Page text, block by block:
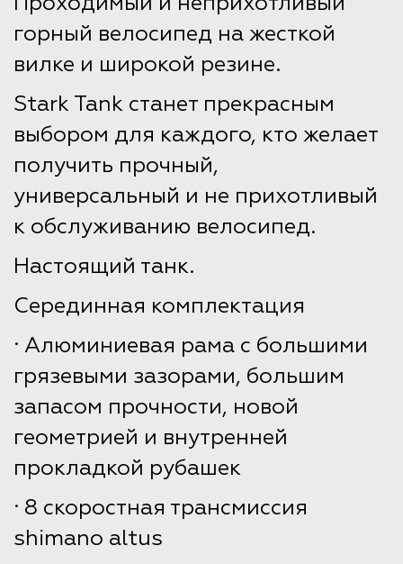
горный велосипед на жесткой
вилке и широкой резине.
Stark Tank станет прекрасным
выбором для каждого, кто желает
получить прочный,
универсальный и не прихотливый
к обслуживанию велосипед.
Настоящий танк.
Серединная комплектация
· Алюминиевая рама с большими
грязевыми зазорами, большим
запасом прочности, новой
геометрией и внутренней
прокладкой рубашек
· 8 скоростная трансмиссия
shimano altus